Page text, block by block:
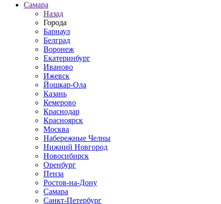
Самара
Назад
Города
Барнаул
Белград
Воронеж
Екатеринбург
Иваново
Ижевск
Йошкар-Ола
Казань
Кемерово
Краснодар
Красноярск
Москва
Набережные Челны
Нижний Новгород
Новосибирск
Оренбург
Пенза
Ростов-на-Дону
Самара
Санкт-Петербург